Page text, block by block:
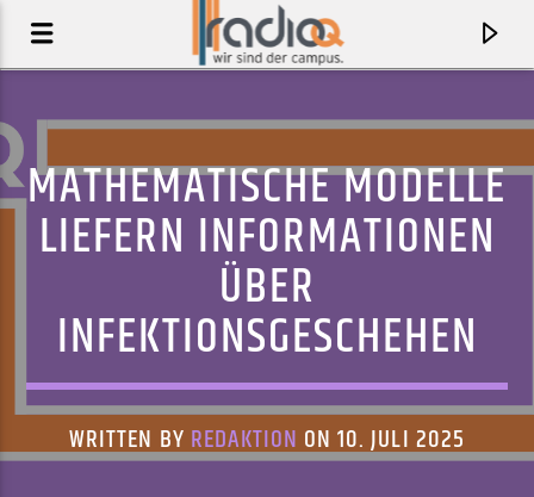
AKTUELLER TRACK
MATHEMATISCHE MODELLE
LIEFERN INFORMATIONEN
ÜBER
INFEKTIONSGESCHEHEN
WRITTEN BY REDAKTION ON 10. JULI 2025